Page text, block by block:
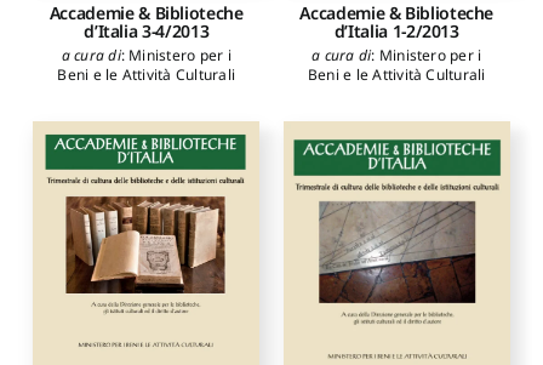
Accademie & Biblioteche
d’Italia 3-4/2013
a cura di: Ministero per i
Beni e le Attività Culturali
Accademie & Biblioteche
d’Italia 1-2/2013
a cura di: Ministero per i
Beni e le Attività Culturali